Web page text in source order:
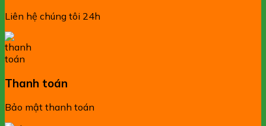
Liên hệ chúng tôi 24h
Thanh toán
Bảo mật thanh toán